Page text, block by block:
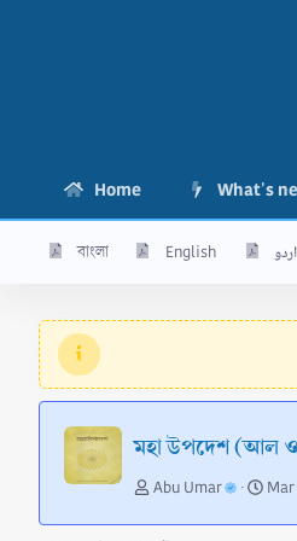
Home What's
বাংলা English اردو
মহা উপদেশ (আল
A
t
Abu Umar
C
e
Mar